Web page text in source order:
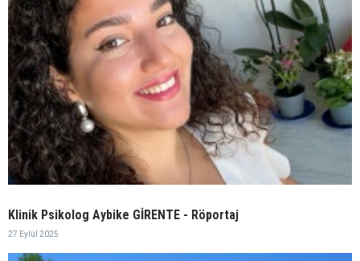
Klinik Psikolog Aybike GİRENTE - Röportaj
27 Eylül 2025